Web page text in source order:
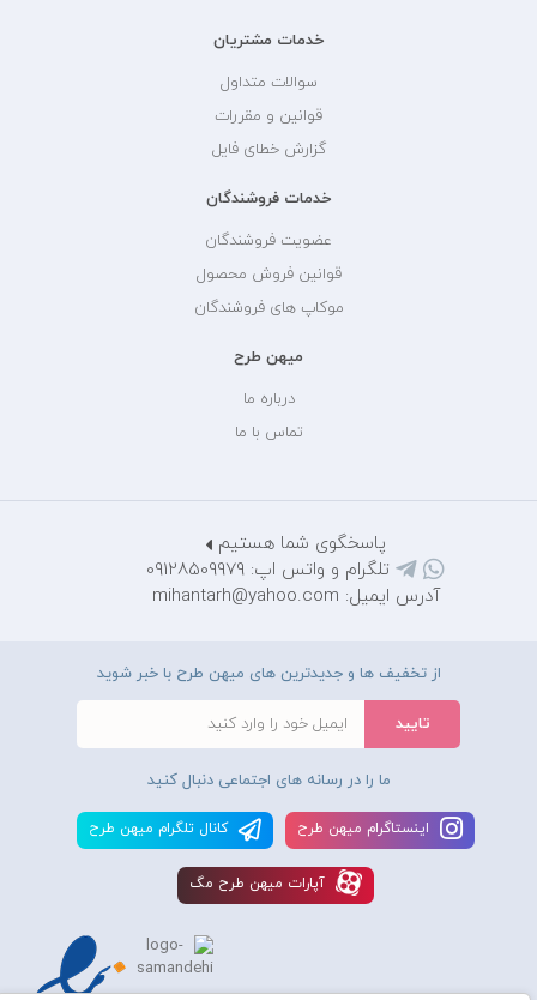
خدمات مشتریان
سوالات متداول
قوانین و مقررات
گزارش خطای فایل
خدمات فروشندگان
عضویت فروشندگان
قوانین فروش محصول
موکاپ های فروشندگان
میهن طرح
درباره ما
تماس با ما
پاسخگوی شما هستیم
تلگرام و واتس اپ: 09128509979
آدرس ایمیل: mihantarh@yahoo.com
از تخفیف ها و جدیدترین های میهن طرح با خبر شوید
ما را در رسانه های اجتماعی دنبال کنید
اينستاگرام ميهن طرح کانال تلگرام ميهن طرح
آپارات ميهن طرح مگ